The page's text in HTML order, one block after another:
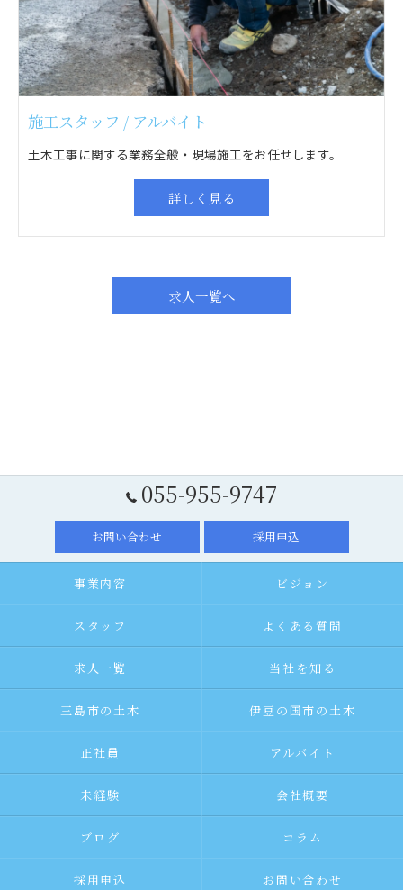
施工スタッフ / アルバイト
土木工事に関する業務全般・現場施工をお任せします。
詳しく見る
求人一覧へ
055-955-9747
お問い合わせ 採用申込
事業内容 ビジョン
スタッフ よくある質問
求人一覧 当社を知る
三島市の土木 伊豆の国市の土木
正社員 アルバイト
未経験 会社概要
ブログ コラム
採用申込 お問い合わせ